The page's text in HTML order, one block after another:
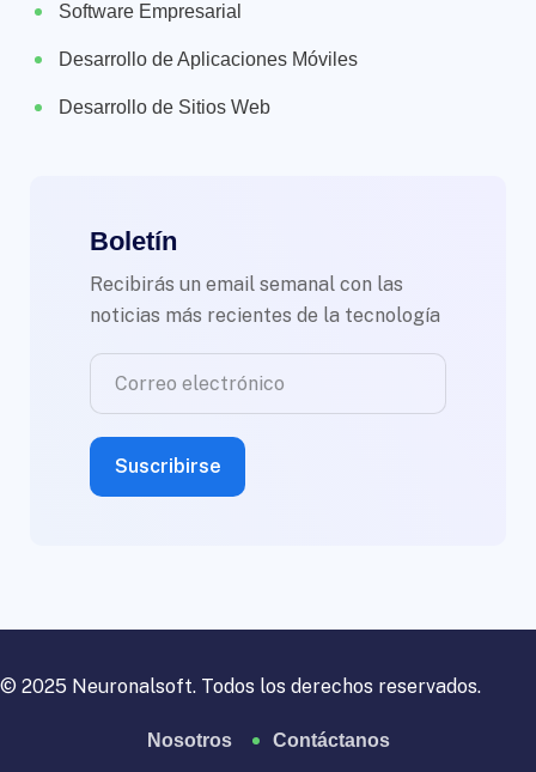
Software Empresarial
Desarrollo de Aplicaciones Móviles
Desarrollo de Sitios Web
Boletín
Recibirás un email semanal con las
noticias más recientes de la tecnología
© 2025 Neuronalsoft. Todos los derechos reservados.
Nosotros Contáctanos